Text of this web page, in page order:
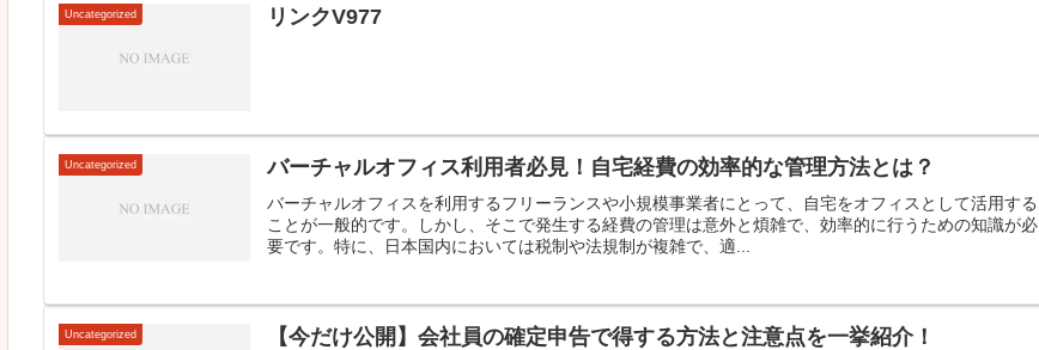
Uncategorized リンクV977
Uncategorized バーチャルオフィス利用者必見！自宅経費の効率的な管理方法とは？
バーチャルオフィスを利用するフリーランスや小規模事業者にとって、自宅をオフィスとして活用する
ことが一般的です。しかし、そこで発生する経費の管理は意外と煩雑で、効率的に行うための知識が必
要です。特に、日本国内においては税制や法規制が複雑で、適...
Uncategorized 【今だけ公開】会社員の確定申告で得する方法と注意点を一挙紹介！